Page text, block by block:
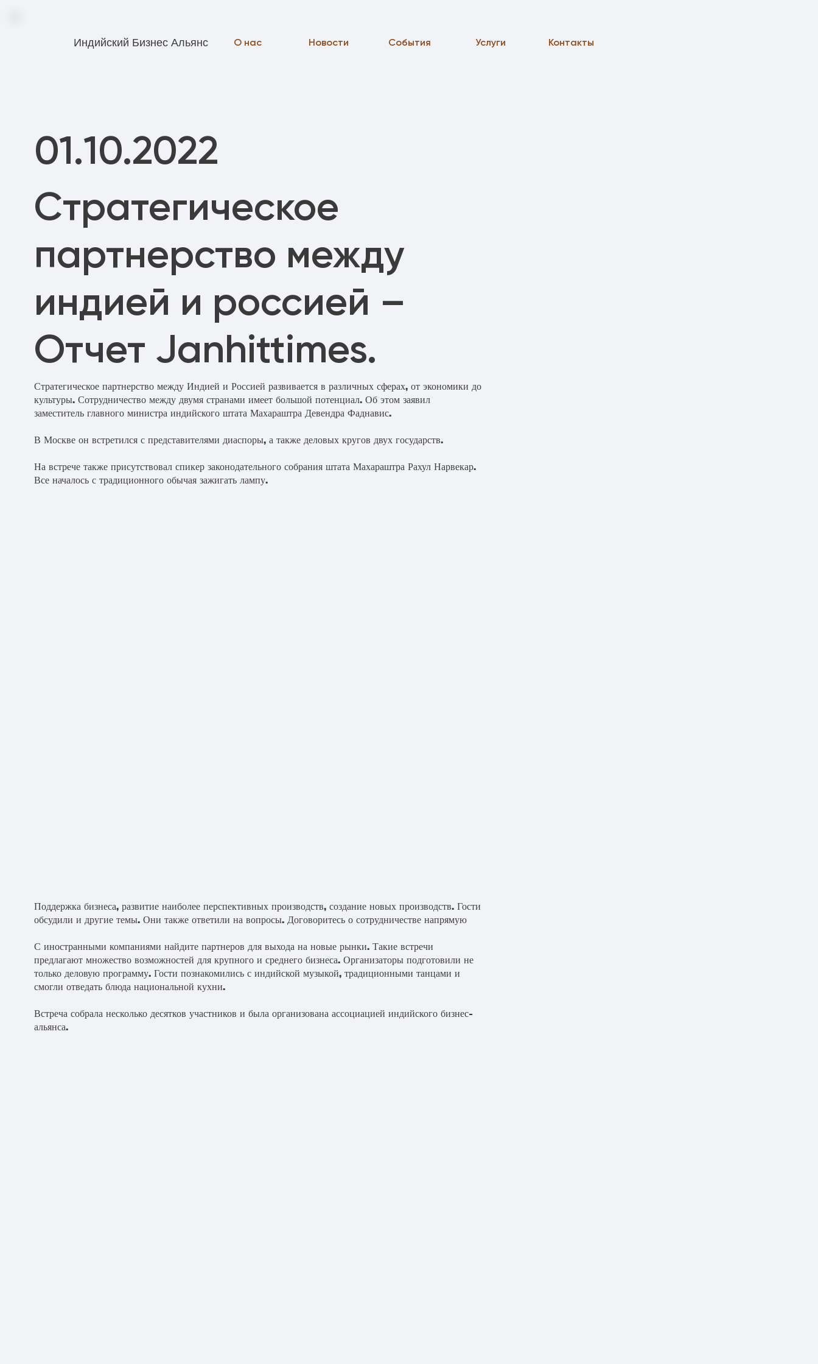
Индийский Бизнес Альянс О нас Новости События Услуги Контакты
01.10.2022
Стратегическое
партнерство между
индией и россией –
Отчет Janhittimes.
Стратегическое партнерство между Индией и Россией развивается в различных сферах, от экономики до
культуры. Сотрудничество между двумя странами имеет большой потенциал. Об этом заявил
заместитель главного министра индийского штата Махараштра Девендра Фаднавис.
В Москве он встретился с представителями диаспоры, а также деловых кругов двух государств.
На встрече также присутствовал спикер законодательного собрания штата Махараштра Рахул Нарвекар.
Все началось с традиционного обычая зажигать лампу.
Поддержка бизнеса, развитие наиболее перспективных производств, создание новых производств. Гости
обсудили и другие темы. Они также ответили на вопросы. Договоритесь о сотрудничестве напрямую
С иностранными компаниями найдите партнеров для выхода на новые рынки. Такие встречи
предлагают множество возможностей для крупного и среднего бизнеса. Организаторы подготовили не
только деловую программу. Гости познакомились с индийской музыкой, традиционными танцами и
смогли отведать блюда национальной кухни.
Встреча собрала несколько десятков участников и была организована ассоциацией индийского бизнес-
альянса.